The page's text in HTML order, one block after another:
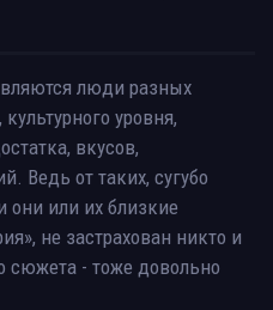
люди разных
уровня,
вкусов,
Ведь от таких, сугубо
они или их близкие
не застрахован никто и
сюжета - тоже довольно